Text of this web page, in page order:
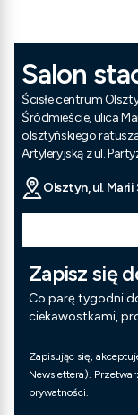
Salon
Ścisłe centrum
Śródmieście, ulica
olsztyńskiego
Artyleryjską z ul.
Olsztyn, ul.
Zapisz się
Co parę tygodni
ciekawostkami,
Zapisując się,
Newslettera).
prywatności.